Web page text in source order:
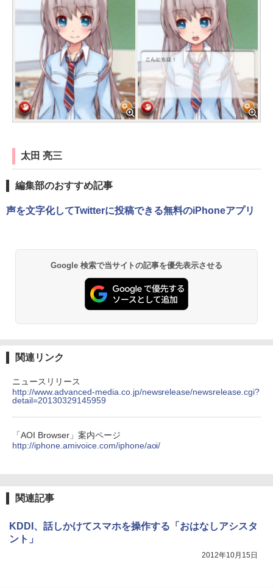
太田 亮三
編集部のおすすめ記事
声を文字化してTwitterに投稿できる無料のiPhoneアプリ
Google 検索で当サイトの記事を優先表示させる
関連リンク
ニュースリリース
http://www.advanced-media.co.jp/newsrelease/newsrelease.cgi?
detail=20130329145959
「AOI Browser」案内ページ
http://iphone.amivoice.com/iphone/aoi/
関連記事
KDDI、話しかけてスマホを操作する「おはなしアシスタ
ント」
2012年10月15日